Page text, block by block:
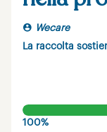
Wecare
La raccolta
100%